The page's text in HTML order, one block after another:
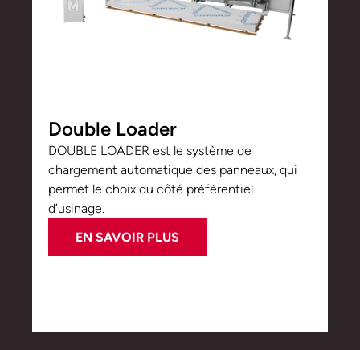
Double Loader
DOUBLE LOADER est le système de
chargement automatique des panneaux, qui
permet le choix du côté préférentiel
d’usinage.
EN SAVOIR PLUS